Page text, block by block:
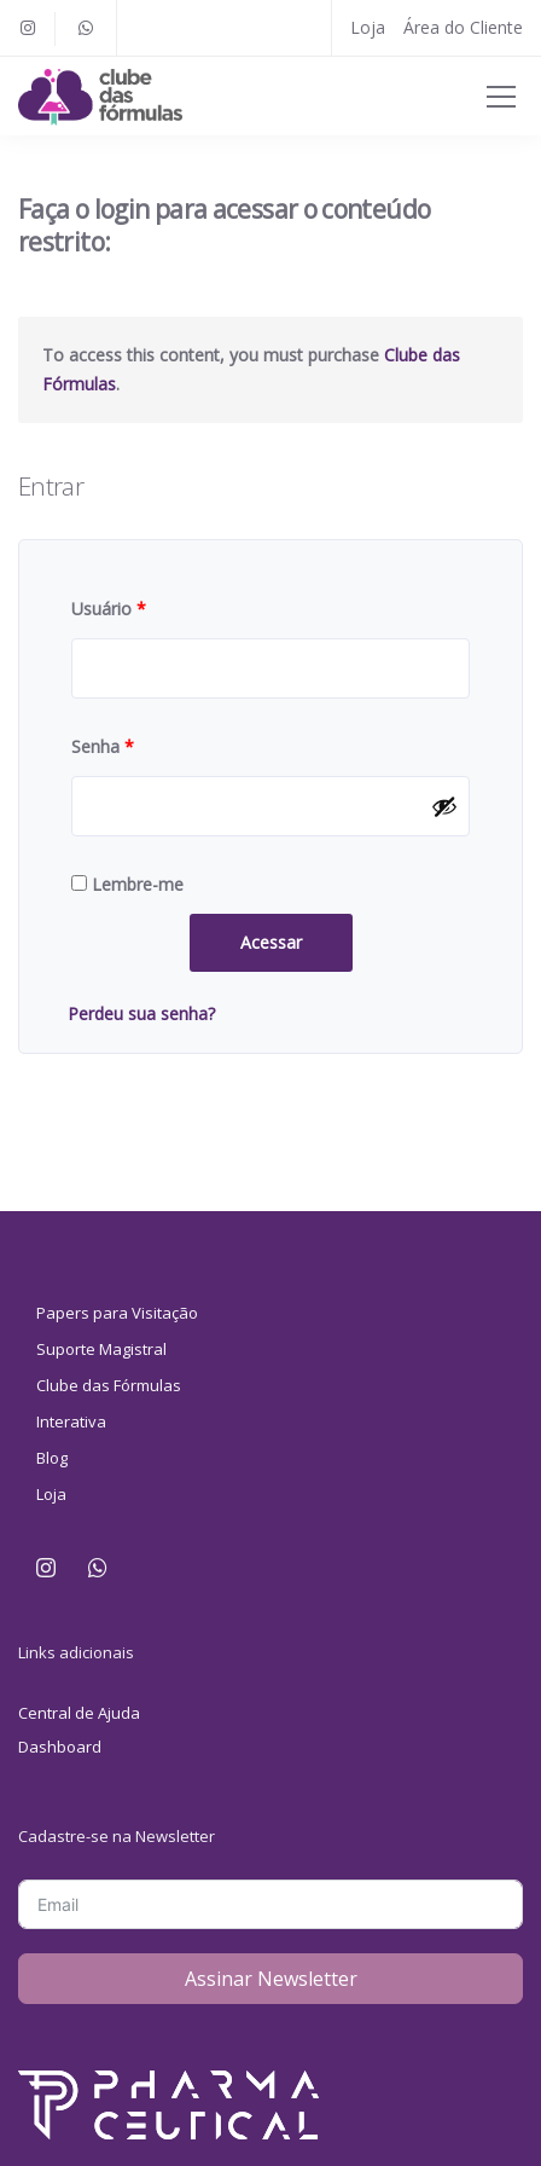
Loja Área do Cliente
Faça o login para acessar o conteúdo
restrito:
To access this content, you must purchase Clube das
Fórmulas.
Entrar
Usuário *
Senha *
Lembre-me
Acessar
Perdeu sua senha?
Papers para Visitação
Suporte Magistral
Clube das Fórmulas
Interativa
Blog
Loja
Links adicionais
Central de Ajuda
Dashboard
Cadastre-se na Newsletter
Assinar Newsletter